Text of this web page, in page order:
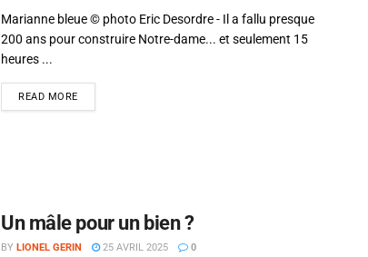
Marianne bleue © photo Eric Desordre - Il a fallu presque
200 ans pour construire Notre-dame... et seulement 15
heures ...
READ MORE
Un mâle pour un bien ?
BY LIONEL GERIN 25 AVRIL 2025 0